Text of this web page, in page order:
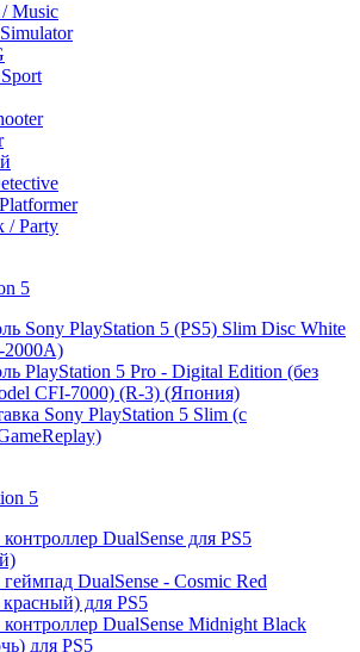
Music
/ Party
5
Sony PlayStation 5 (PS5) Slim Disc White
PlayStation 5 Pro - Digital Edition (без
CFI-7000) (R-3) (Япония)
Sony PlayStation 5 Slim (с
5
DualSense для PS5
DualSense - Cosmic Red
для PS5
DualSense Midnight Black
для PS5